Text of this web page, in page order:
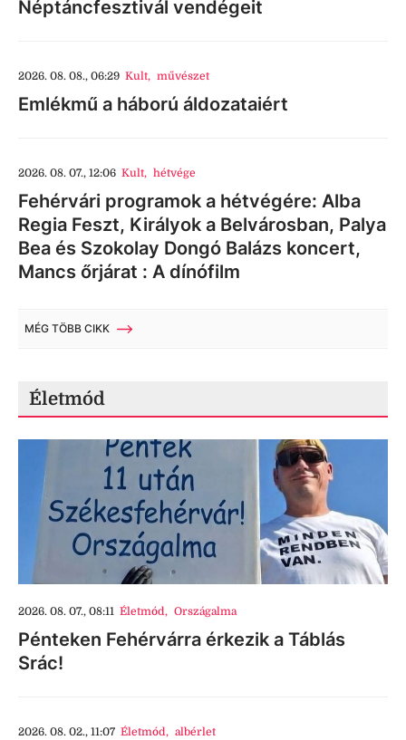
Néptáncfesztivál vendégeit
2026. 08. 08., 06:29 Kult, művészet
Emlékmű a háború áldozataiért
2026. 08. 07., 12:06 Kult, hétvége
Fehérvári programok a hétvégére: Alba
Regia Feszt, Királyok a Belvárosban, Palya
Bea és Szokolay Dongó Balázs koncert,
Mancs őrjárat : A dínófilm
MÉG TÖBB CIKK
Életmód
2026. 08. 07., 08:11 Életmód, Országalma
Pénteken Fehérvárra érkezik a Táblás
Srác!
2026. 08. 02., 11:07 Életmód, albérlet